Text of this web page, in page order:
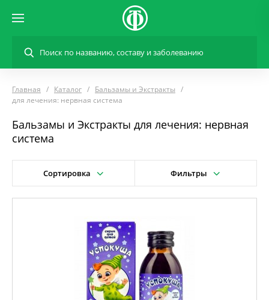
Главная Каталог
Бальзамы и Экстракты
для лечения: нервная система
Бальзамы и Экстракты для лечения: нервная
система
Сортировка Фильтры